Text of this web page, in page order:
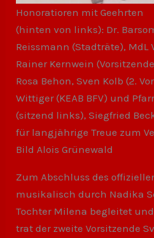
Honoratioren mit Geehrten
(hinten von links): Dr.
Reissmann (Stadträte), MdL
Rainer Kernwein
Rosa Behon, Sven Kolb (2.
Wittiger (KEAB BFV) und
(sitzend links), Siegfried
für langjährige Treue zum
Bild Alois Grünewald
Zum Abschluss des
musikalisch durch Nadika
Tochter Milena begleitet
trat der zweite Vorsitzende